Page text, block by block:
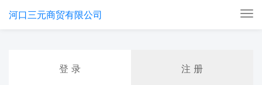
河口三元商贸有限公司
登 录 注 册